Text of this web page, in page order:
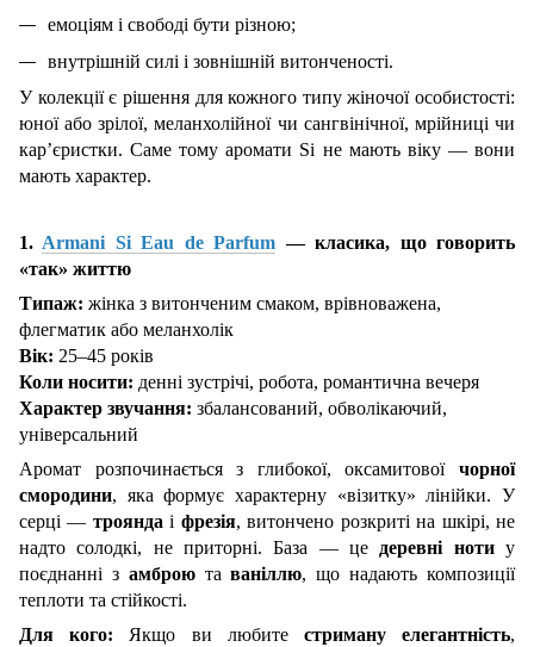
емоціям і свободі бути різною;
внутрішній силі і зовнішній витонченості.
У колекції є рішення для кожного типу жіночої особистості:
юної або зрілої, меланхолійної чи сангвінічної, мрійниці чи
кар’єристки. Саме тому аромати Si не мають віку — вони
мають характер.
1. Armani Si Eau de Parfum — класика, що говорить
«так» життю
Типаж: жінка з витонченим смаком, врівноважена,
флегматик або меланхолік
Вік: 25–45 років
Коли носити: денні зустрічі, робота, романтична вечеря
Характер звучання: збалансований, обволікаючий,
універсальний
Аромат розпочинається з глибокої, оксамитової чорної
смородини, яка формує характерну «візитку» лінійки. У
серці — троянда і фрезія, витончено розкриті на шкірі, не
надто солодкі, не приторні. База — це деревні нотиу
поєднанні з амброютаваніллю, що надають композиції
теплоти та стійкості.
Для кого: Якщо ви любите стриману елегантність,